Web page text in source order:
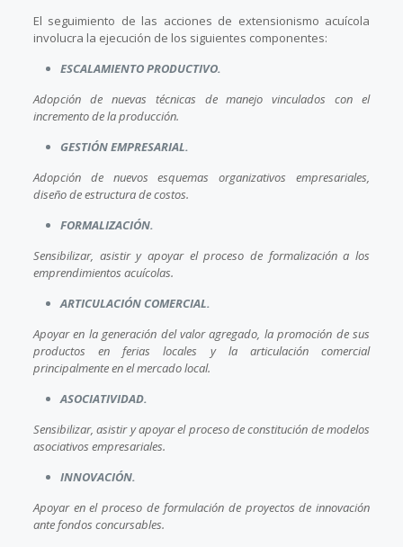
El seguimiento de las acciones de extensionismo acuícola
involucra la ejecución de los siguientes componentes:
ESCALAMIENTO PRODUCTIVO.
Adopción de nuevas técnicas de manejo vinculados con el
incremento de la producción.
GESTIÓN EMPRESARIAL.
Adopción de nuevos esquemas organizativos empresariales,
diseño de estructura de costos.
FORMALIZACIÓN.
Sensibilizar, asistir y apoyar el proceso de formalización a los
emprendimientos acuícolas.
ARTICULACIÓN COMERCIAL.
Apoyar en la generación del valor agregado, la promoción de sus
productos en ferias locales y la articulación comercial
principalmente en el mercado local.
ASOCIATIVIDAD.
Sensibilizar, asistir y apoyar el proceso de constitución de modelos
asociativos empresariales.
INNOVACIÓN.
Apoyar en el proceso de formulación de proyectos de innovación
ante fondos concursables.